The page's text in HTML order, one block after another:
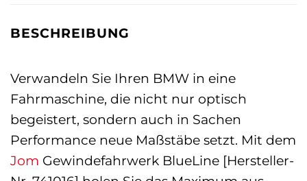
BESCHREIBUNG
Verwandeln Sie Ihren BMW in eine
Fahrmaschine, die nicht nur optisch
begeistert, sondern auch in Sachen
Performance neue Maßstäbe setzt. Mit dem
Jom Gewindefahrwerk BlueLine [Hersteller-